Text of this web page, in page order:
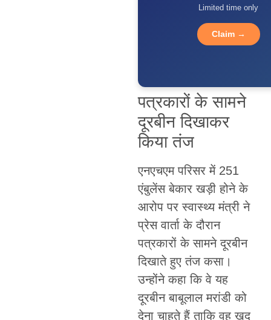
Limited time only
Claim →
पत्रकारों के सामने
दूरबीन दिखाकर
किया तंज
एनएचएम परिसर में 251
एंबुलेंस बेकार खड़ी होने के
आरोप पर स्वास्थ्य मंत्री ने
प्रेस वार्ता के दौरान
पत्रकारों के सामने दूरबीन
दिखाते हुए तंज कसा।
उन्होंने कहा कि वे यह
दूरबीन बाबूलाल मरांडी को
देना चाहते हैं ताकि वह खुद